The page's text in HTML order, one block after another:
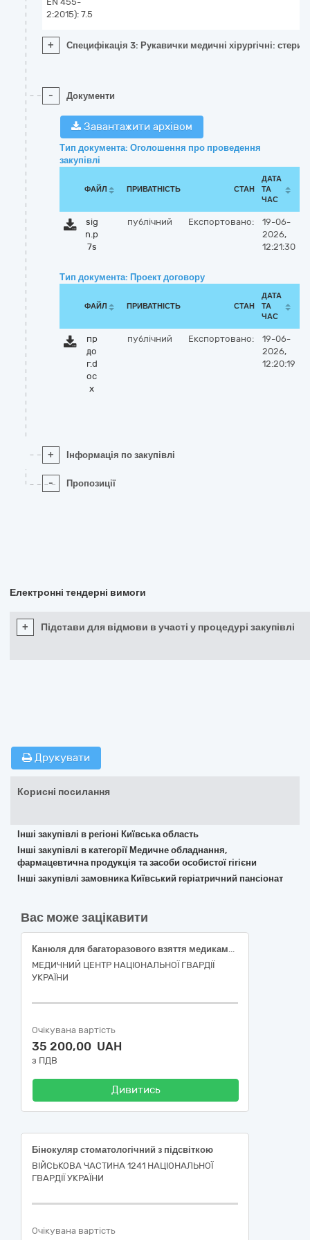
2:2015): 7.5
+ Специфікація 3: Рукавички медичні хірургічні:
- Документи
Завантажити архівом
Тип документа: Оголошення про проведення
закупівлі
ФАЙЛ ПРИВАТНІСТЬ СТАН
ДАТА
ТА
ЧАС
sig
n.p
7s
публічний Експортовано:
19-06-
2026,
12:21:30
Тип документа: Проект договору
ФАЙЛ ПРИВАТНІСТЬ СТАН
ДАТА
ТА
ЧАС
пр
до
г.d
oc
x
публічний Експортовано:
19-06-
2026,
12:20:19
+ Інформація по закупівлі
- Пропозиції
Електронні тендерні вимоги
+ Підстави для відмови в участі у процедурі закупівлі
Друкувати
Корисні посилання
Інші закупівлі в регіоні Київська область
Інші закупівлі в категорії Медичне обладнання,
фармацевтична продукція та засоби особистої гігієни
Інші закупівлі замовника Київський геріатричний пансіонат
Вас може зацікавити
Канюля для багаторазового взяття медикаментів з антибактеріальним фільтром для фільтрації повітря та фільтром тонкої очистки розчину (червона)
МЕДИЧНИЙ ЦЕНТР НАЦІОНАЛЬНОЇ ГВАРДІЇ
УКРАЇНИ
Очікувана вартість
35 200,00 UAH
з ПДВ
Дивитись
Бінокуляр стоматологічний з підсвіткою
ВІЙСЬКОВА ЧАСТИНА 1241 НАЦІОНАЛЬНОЇ
ГВАРДІЇ УКРАЇНИ
Очікувана вартість